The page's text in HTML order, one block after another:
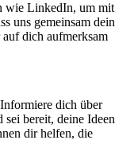
wie LinkedIn, um mit
uns gemeinsam dein
dich aufmerksam
dich über
sei bereit, deine Ideen
dir helfen, die